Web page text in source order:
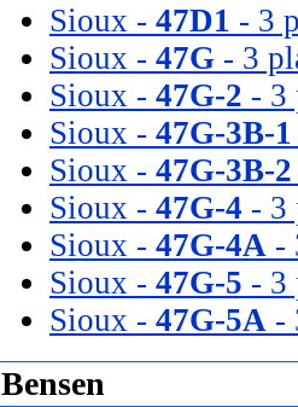
Sioux - 47D1 - 3
Sioux - 47G - 3
Sioux - 47G-2 - 3
Sioux - 47G-3B-1
Sioux - 47G-3B-2
Sioux - 47G-4 - 3
Sioux - 47G-4A -
Sioux - 47G-5 - 3
Sioux - 47G-5A -
Bensen